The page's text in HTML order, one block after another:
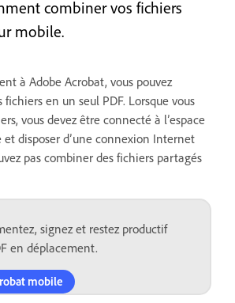
combiner vos fichiers
mobile.
à Adobe Acrobat, vous pouvez
en un seul PDF. Lorsque vous
vous devez être connecté à l’espace
et disposer d’une connexion Internet
pas combiner des fichiers partagés
signez et restez productif
en déplacement.
mobile